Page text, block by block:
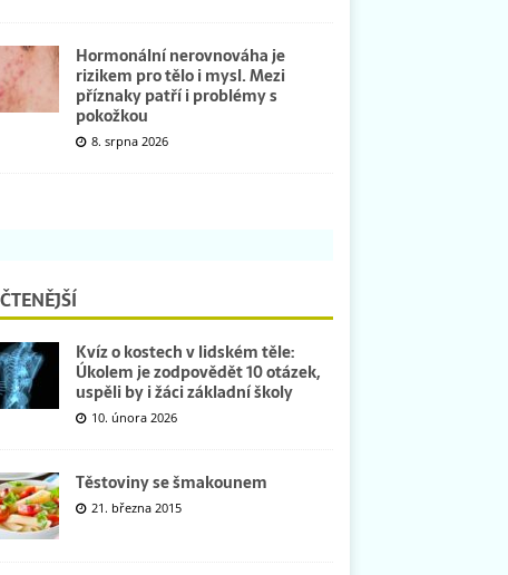
Hormonální nerovnováha je
rizikem pro tělo i mysl. Mezi
příznaky patří i problémy s
pokožkou
8. srpna 2026
Kvíz o kostech v lidském těle:
Úkolem je zodpovědět 10 otázek,
uspěli by i žáci základní školy
10. února 2026
Těstoviny se šmakounem
21. března 2015